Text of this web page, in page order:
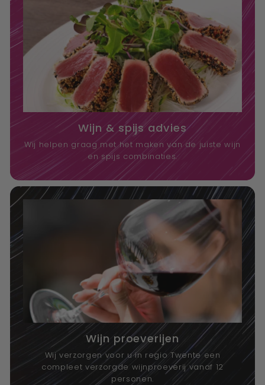
Wijn & spijs advies
Wij helpen graag met het maken van de juiste wijn
en spijs combinaties.
Wijn proeverijen
Wij verzorgen voor u in regio Twente een
compleet verzorgde wijnproeverij vanaf 12
personen.